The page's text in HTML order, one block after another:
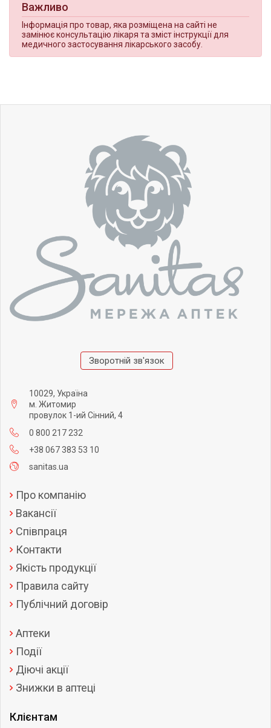
Важливо
Інформація про товар, яка розміщена на сайті не
замінює консультацію лікаря та зміст інструкції для
медичного застосування лікарського засобу.
Зворотній зв'язок
10029, Україна
м. Житомир
провулок 1-ий Сінний, 4
0 800 217 232
+38 067 383 53 10
sanitas.ua
Про компанію
Вакансії
Співпраця
Контакти
Якість продукції
Правила сайту
Публічний договір
Аптеки
Події
Діючі акції
Знижки в аптеці
Клієнтам